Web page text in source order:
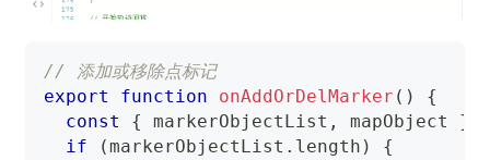
// 添加或移除点标记
export
function onAddOrDelMarker ( )
{
const
{ markerObjectList , mapObject }
if
(markerObjectList . length )
{